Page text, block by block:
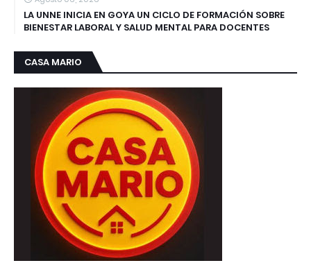
LA UNNE INICIA EN GOYA UN CICLO DE FORMACIÓN SOBRE
BIENESTAR LABORAL Y SALUD MENTAL PARA DOCENTES
CASA MARIO